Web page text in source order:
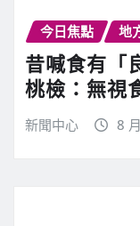
今日焦點 地
昔喊食有「
桃檢：無視
新聞中心 8